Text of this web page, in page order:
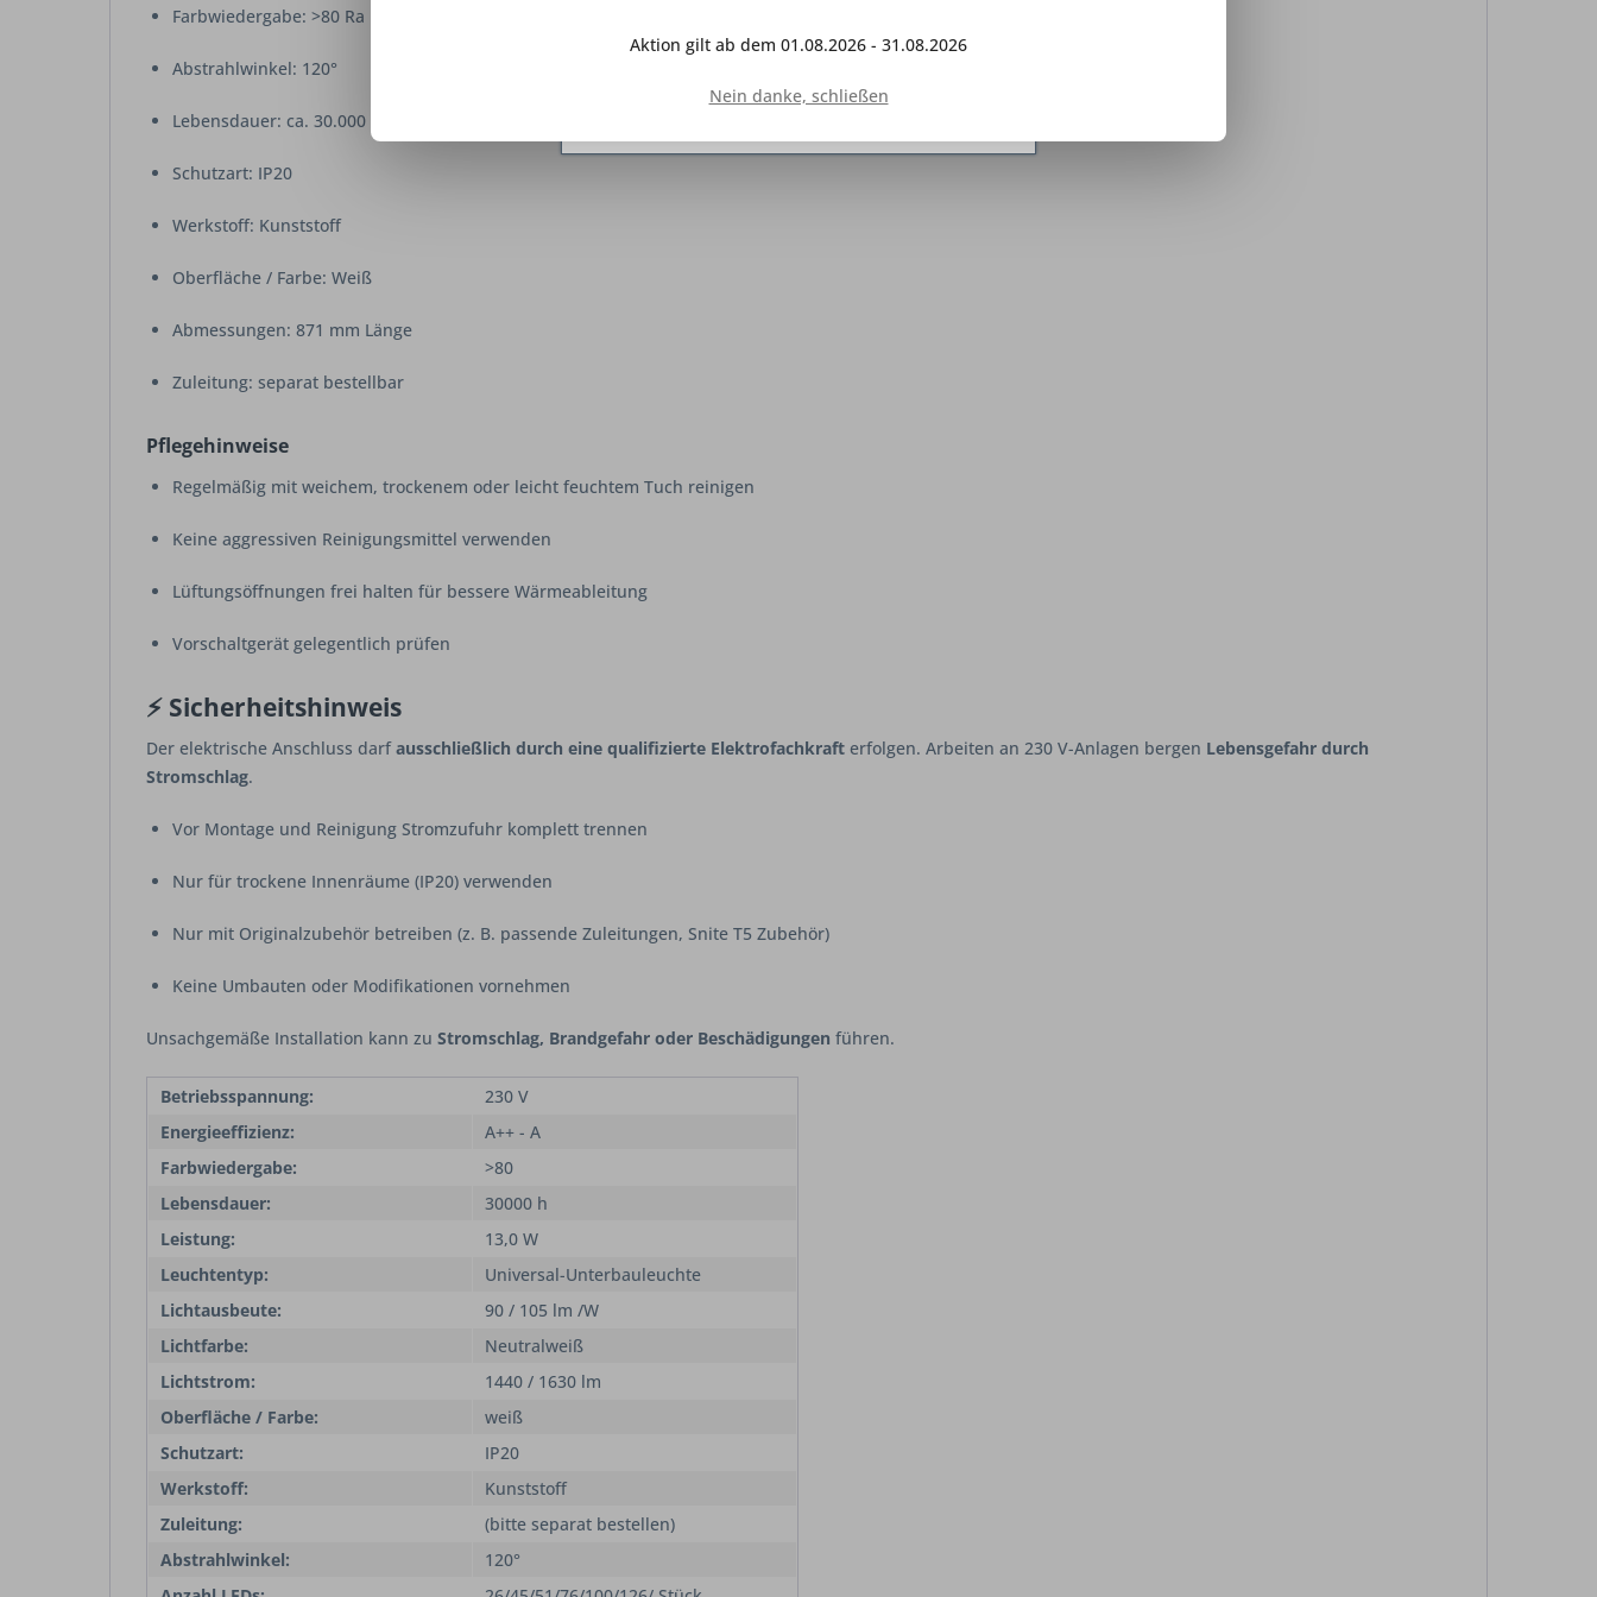
Farbwiedergabe: >80 Ra
Abstrahlwinkel: 120°
Lebensdauer: ca. 30.000 Stunden
Schutzart: IP20
Werkstoff: Kunststoff
Oberfläche / Farbe: Weiß
Abmessungen: 871 mm Länge
Zuleitung: separat bestellbar
Pflegehinweise
Regelmäßig mit weichem, trockenem oder leicht feuchtem Tuch reinigen
Keine aggressiven Reinigungsmittel verwenden
Lüftungsöffnungen frei halten für bessere Wärmeableitung
Vorschaltgerät gelegentlich prüfen
⚡ Sicherheitshinweis
Der elektrische Anschluss darfausschließlich durch eine qualifizierte Elektrofachkraft erfolgen. Arbeiten an 230 V-Anlagen bergen Lebensgefahr durch
Stromschlag.
Vor Montage und Reinigung Stromzufuhr komplett trennen
Nur für trockene Innenräume (IP20) verwenden
Nur mit Originalzubehör betreiben (z. B. passende Zuleitungen, Snite T5 Zubehör)
Keine Umbauten oder Modifikationen vornehmen
Unsachgemäße Installation kann zu Stromschlag, Brandgefahr oder Beschädigungen führen.
Betriebsspannung:
230 V
Energieeffizienz:
A++ - A
Farbwiedergabe:
>80
Lebensdauer:
30000 h
Leistung:
13,0 W
Leuchtentyp:
Universal-Unterbauleuchte
Lichtausbeute:
90 / 105 lm /W
Lichtfarbe:
Neutralweiß
Lichtstrom:
1440 / 1630 lm
Oberfläche / Farbe:
weiß
Schutzart:
IP20
Werkstoff:
Kunststoff
Zuleitung:
(bitte separat bestellen)
Abstrahlwinkel:
120°
Aktion gilt ab dem 01.08.2026 - 31.08.2026
Nein danke, schließen
Ihrer Zustimmung gesetzt.Mehr Informationen
Konfigurieren Alle akzeptieren